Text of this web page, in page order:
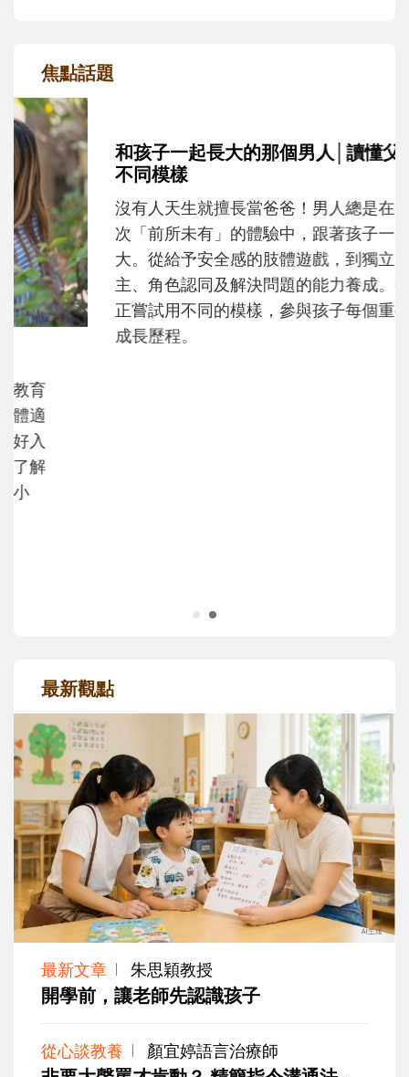
焦點話題
不同模樣
沒有人天生就擅長當爸爸！男人總是在一次
次「前所未有」的體驗中，跟著孩子一起長
大。從給予安全感的肢體遊戲，到獨立自
最新觀點
最新文章 朱思穎教授
開學前，讓老師先認識孩子
從心談教養 顏宜婷語言治療師